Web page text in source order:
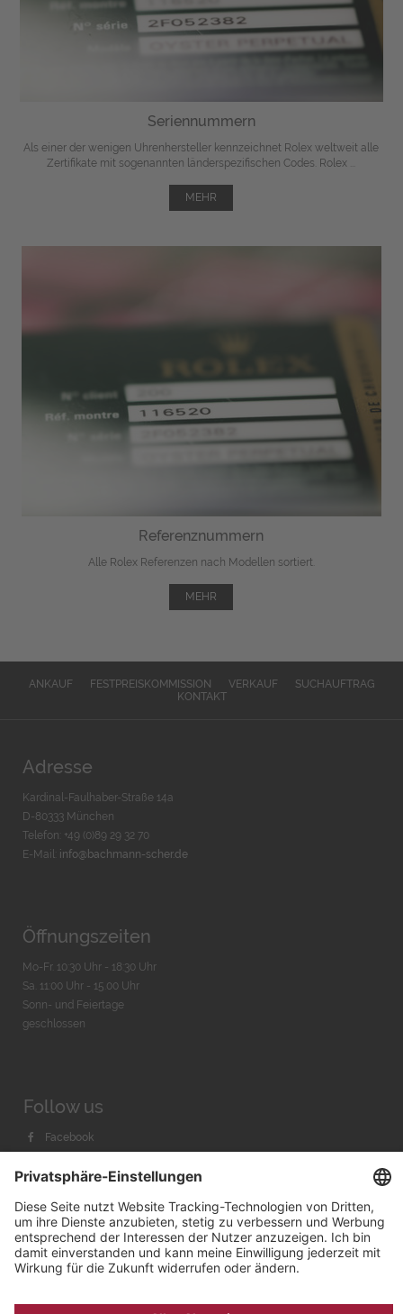
Seriennummern
Als einer der wenigen Uhrenhersteller kennzeichnet Rolex weltweit alle
Zertifikate mit sogenannten länderspezifischen Codes. Rolex ...
MEHR
Referenznummern
Alle Rolex Referenzen nach Modellen sortiert.
MEHR
ANKAUF FESTPREISKOMMISSION VERKAUF
SUCHAUFTRAG
KONTAKT
Adresse
Kardinal-Faulhaber-Straße 14a
D-80333 München
Telefon: +49 (0)89 29 32 70
E-Mail: info@bachmann-scher.de
Öffnungszeiten
Mo-Fr. 10:30 Uhr - 18:30 Uhr
Sa. 11:00 Uhr - 15.00 Uhr
Sonn- und Feiertage
geschlossen
Follow us
Facebook
Youtube